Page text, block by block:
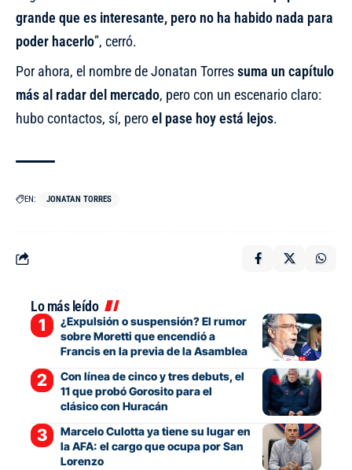
grande que es interesante, pero no ha habido nada para
poder hacerlo”, cerró.
Por ahora, el nombre de Jonatan Torressuma un capítulo
más al radar del mercado, pero con un escenario claro:
hubo contactos, sí, peroel pase hoy está lejos.
EN: JONATAN TORRES
Lo más leído
¿Expulsión o suspensión? El rumor
sobre Moretti que encendió a
Francis en la previa de la Asamblea
Con línea de cinco y tres debuts, el
11 que probó Gorosito para el
clásico con Huracán
Marcelo Culotta ya tiene su lugar en
la AFA: el cargo que ocupa por San
Lorenzo